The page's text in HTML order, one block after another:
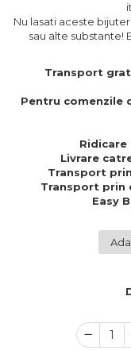
Decoratiuni pentru
Genti si portofele
piele naturala
Cadouri de Paste
Produse
nunti si botezuri
Martisoare
Cadouri
Cadouri pentru
Cadouri pentru parinti
Cadouri pentru iubita
Cadouri pentru mama
Nu lasati aceste
sau alte substante!
Transport
Pentru comenzile
Ridicare
Livrare
Transport
Transport prin
Easy